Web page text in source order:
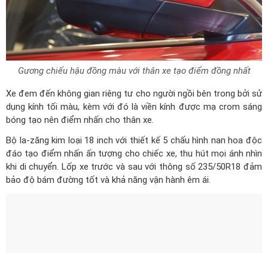
Gương chiếu hậu đồng màu với thân xe tạo điểm đồng nhất
Xe đem đến không gian riêng tư cho người ngồi bên trong bởi sử
dụng kính tối màu, kèm với đó là viền kính được mạ crom sáng
bóng tạo nên điểm nhấn cho thân xe.
Bộ la-zăng kim loại 18 inch với thiết kế 5 chấu hình nan hoa độc
đáo tạo điểm nhấn ấn tượng cho chiếc xe, thu hút mọi ánh nhìn
khi di chuyển. Lốp xe trước và sau với thông số 235/50R18 đảm
bảo độ bám đường tốt và khả năng vận hành êm ái.